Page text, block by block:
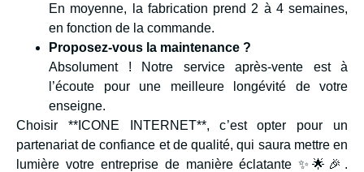
En moyenne, la fabrication prend 2 à 4 semaines,
en fonction de la commande.
Proposez-vous la maintenance ?
Absolument ! Notre service après-vente est à
l’écoute pour une meilleure longévité de votre
enseigne.
Choisir **ICONE INTERNET**, c’est opter pour un
partenariat de confiance et de qualité, qui saura mettre en
lumière votre entreprise de manière éclatante ✨🌟🎉.